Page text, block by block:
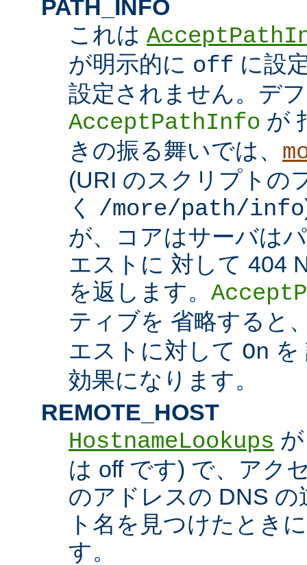
PATH_INFO
これは
が明示的に off に設
設定されません。デ
AcceptPathInfo が
きの振る舞いでは、
(URI のスクリプトの
く /more/path/info
が、コアはサーバは
エストに 対して 404
を返します。
ティブを 省略すると
エストに対して On を
効果になります。
REMOTE_HOST
HostnameLookups
は off です) で、アク
のアドレスの DNS
ト名を見つけたとき
す。